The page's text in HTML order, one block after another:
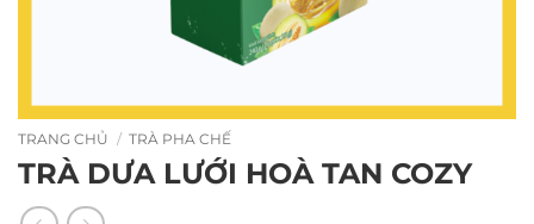
TRANG CHỦ / TRÀ PHA CHẾ
TRÀ DƯA LƯỚI HOÀ TAN COZY